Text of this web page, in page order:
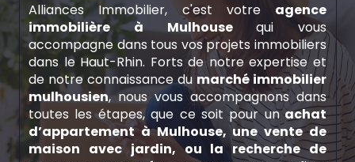
Alliances Immobilier, c'est votre agence
immobilière à Mulhousequi vous
accompagne dans tous vos projets immobiliers
dans le Haut-Rhin. Forts de notre expertise et
de notre connaissance du marché immobilier
mulhousien, nous vous accompagnons dans
toutes les étapes, que ce soit pour unachat
d’appartement à Mulhouse, une vente de
maison avec jardin, ou la recherche de